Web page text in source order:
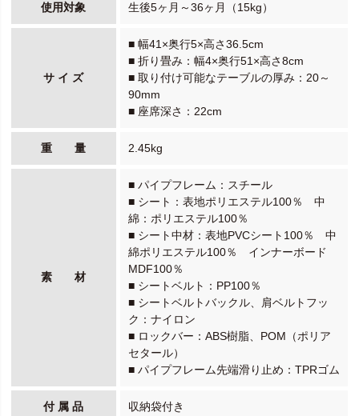
使用対象 生後5ヶ月～36ヶ月（15kg）
サ イ ズ
■ 幅41×奥行5×高さ36.5cm
■ 折り畳み：幅4×奥行51×高さ8cm
■ 取り付け可能なテーブルの厚み：20～
90mm
■ 座席深さ：22cm
重 量 2.45kg
素 材
■ パイプフレーム：スチール
■ シート：表地ポリエステル100％ 中
綿：ポリエステル100％
■ シート中材：表地PVCシート100％ 中
綿ポリエステル100％ インナーボード
MDF100％
■ シートベルト：PP100％
■ シートベルトバックル、肩ベルトフッ
ク：ナイロン
■ ロックバー：ABS樹脂、POM（ポリア
セタール）
■ パイプフレーム先端滑り止め：TPRゴム
付 属 品 収納袋付き